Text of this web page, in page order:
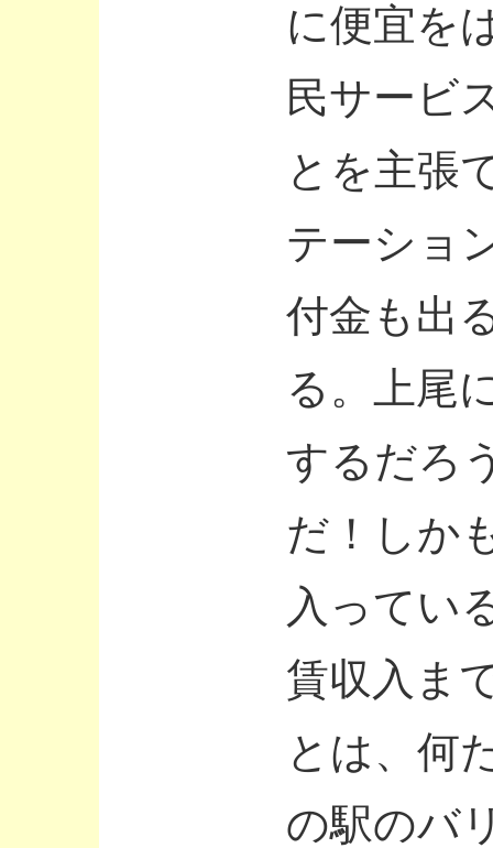
に便宜を
民サービ
とを主張
テーショ
付金も出
る。上尾
するだろ
だ！しか
入ってい
賃収入ま
とは、何
の駅のバ